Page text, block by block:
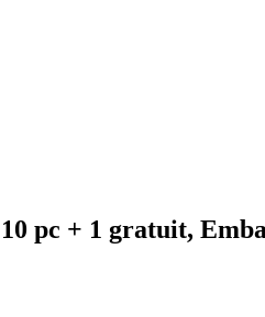
pc + 1 gratuit,